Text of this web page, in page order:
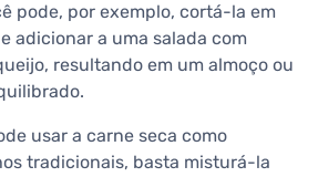
pode, por exemplo, cortá-la em
adicionar a uma salada com
resultando em um almoço ou
usar a carne seca como
tradicionais, basta misturá-la